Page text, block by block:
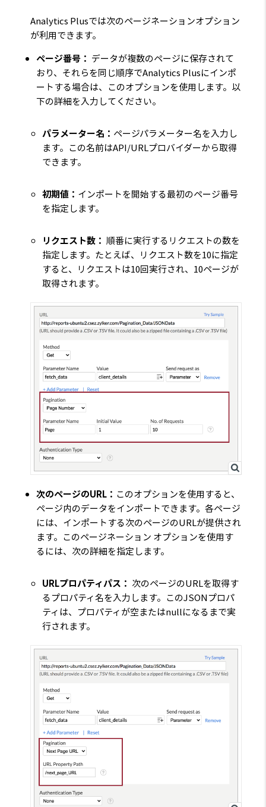
Analytics Plusでは次のページネーションオプション
が利用できます。
ページ番号： データが複数のページに保存されて
おり、それらを同じ順序でAnalytics Plusにインポ
ートする場合は、このオプションを使用します。以
下の詳細を入力してください。
パラメーター名： ページパラメーター名を入力し
ます。この名前はAPI/URLプロバイダーから取得
できます。
初期値： インポートを開始する最初のページ番号
を指定します。
リクエスト数： 順番に実行するリクエストの数を
指定します。たとえば、リクエスト数を10に指定
すると、リクエストは10回実行され、10ページが
取得されます。
次のページのURL： このオプションを使用すると、
ページ内のデータをインポートできます。各ページ
には、インポートする次のページのURLが提供され
ます。このページネーション オプションを使用す
るには、次の詳細を指定します。
URLプロパティパス： 次のページのURLを取得す
るプロパティ名を入力します。このJSONプロパ
ティは、プロパティが空またはnullになるまで実
行されます。